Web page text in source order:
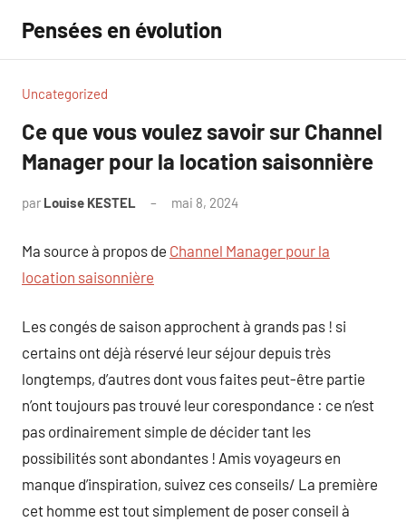
contenu
Pensées en évolution
Uncategorized
Ce que vous voulez savoir sur Channel
Manager pour la location saisonnière
par Louise KESTEL mai 8, 2024
Ma source à propos de Channel Manager pour la
location saisonnière
Les congés de saison approchent à grands pas ! si
certains ont déjà réservé leur séjour depuis très
longtemps, d’autres dont vous faites peut-être partie
n’ont toujours pas trouvé leur corespondance : ce n’est
pas ordinairement simple de décider tant les
possibilités sont abondantes ! Amis voyageurs en
manque d’inspiration, suivez ces conseils/ La première
cet homme est tout simplement de poser conseil à